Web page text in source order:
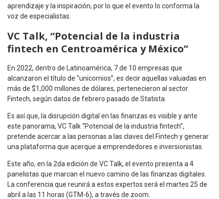
aprendizaje y la inspiración, por lo que el evento lo conforma la
voz de especialistas.
VC Talk, “Potencial de la industria
fintech en Centroamérica y México”
En 2022, dentro de Latinoamérica, 7 de 10 empresas que
alcanzaron el título de “unicornios”, es decir aquellas valuadas en
más de $1,000 millones de dólares, pertenecieron al sector
Fintech, según datos de febrero pasado de Statista.
Es así que, la disrupción digital en las finanzas es visible y ante
este panorama, VC Talk “Potencial de la industria fintech”,
pretende acercar a las personas a las claves del Fintech y generar
una plataforma que acerque a emprendedores e inversionistas.
Este año, en la 2da edición de VC Talk, el evento presenta a 4
panelistas que marcan el nuevo camino de las finanzas digitales.
La conferencia que reunirá a estos expertos será el martes 25 de
abril a las 11 horas (GTM-6), a través de zoom.